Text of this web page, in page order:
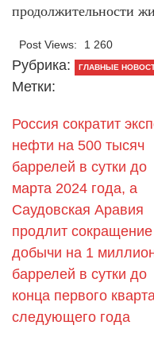
продолжительности
Post Views: 1 260
Рубрика: ГЛАВНЫЕ
Метки:
Россия сократит
нефти на 500 тысяч
баррелей в сутки до
марта 2024 года, а
Саудовская Аравия
продлит сокращение
добычи на 1
баррелей в сутки до
конца первого
следующего года